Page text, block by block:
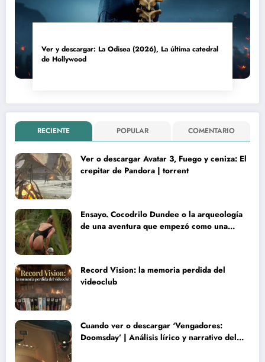
Ver y descargar: La Odisea (2026), La última catedral
de Hollywood
RECIENTE POPULAR COMENTARIO
Ver o descargar Avatar 3, Fuego y ceniza: El
crepitar de Pandora | torrent
Ensayo. Cocodrilo Dundee o la arqueología
de una aventura que empezó como una
Record Vision: la memoria perdida del
videoclub
Cuando ver o descargar ‘Vengadores:
Doomsday’ | Análisis lírico y narrativo del